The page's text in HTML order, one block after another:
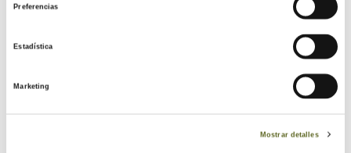
Preferencias
Estadística
Marketing
Mostrar detalles
muy sencillo
. Basta con pasar de vez en cuando un paño